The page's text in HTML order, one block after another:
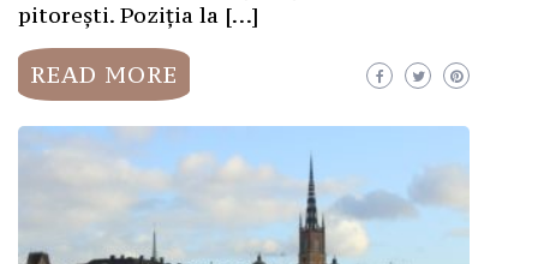
pitorești. Poziția la […]
READ MORE